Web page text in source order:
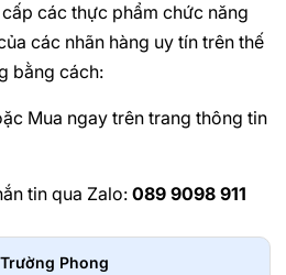
các thực phẩm chức năng
các nhãn hàng uy tín trên thế
bằng cách:
Mua ngay trên trang thông tin
tin qua Zalo:089 9098 911
Phong